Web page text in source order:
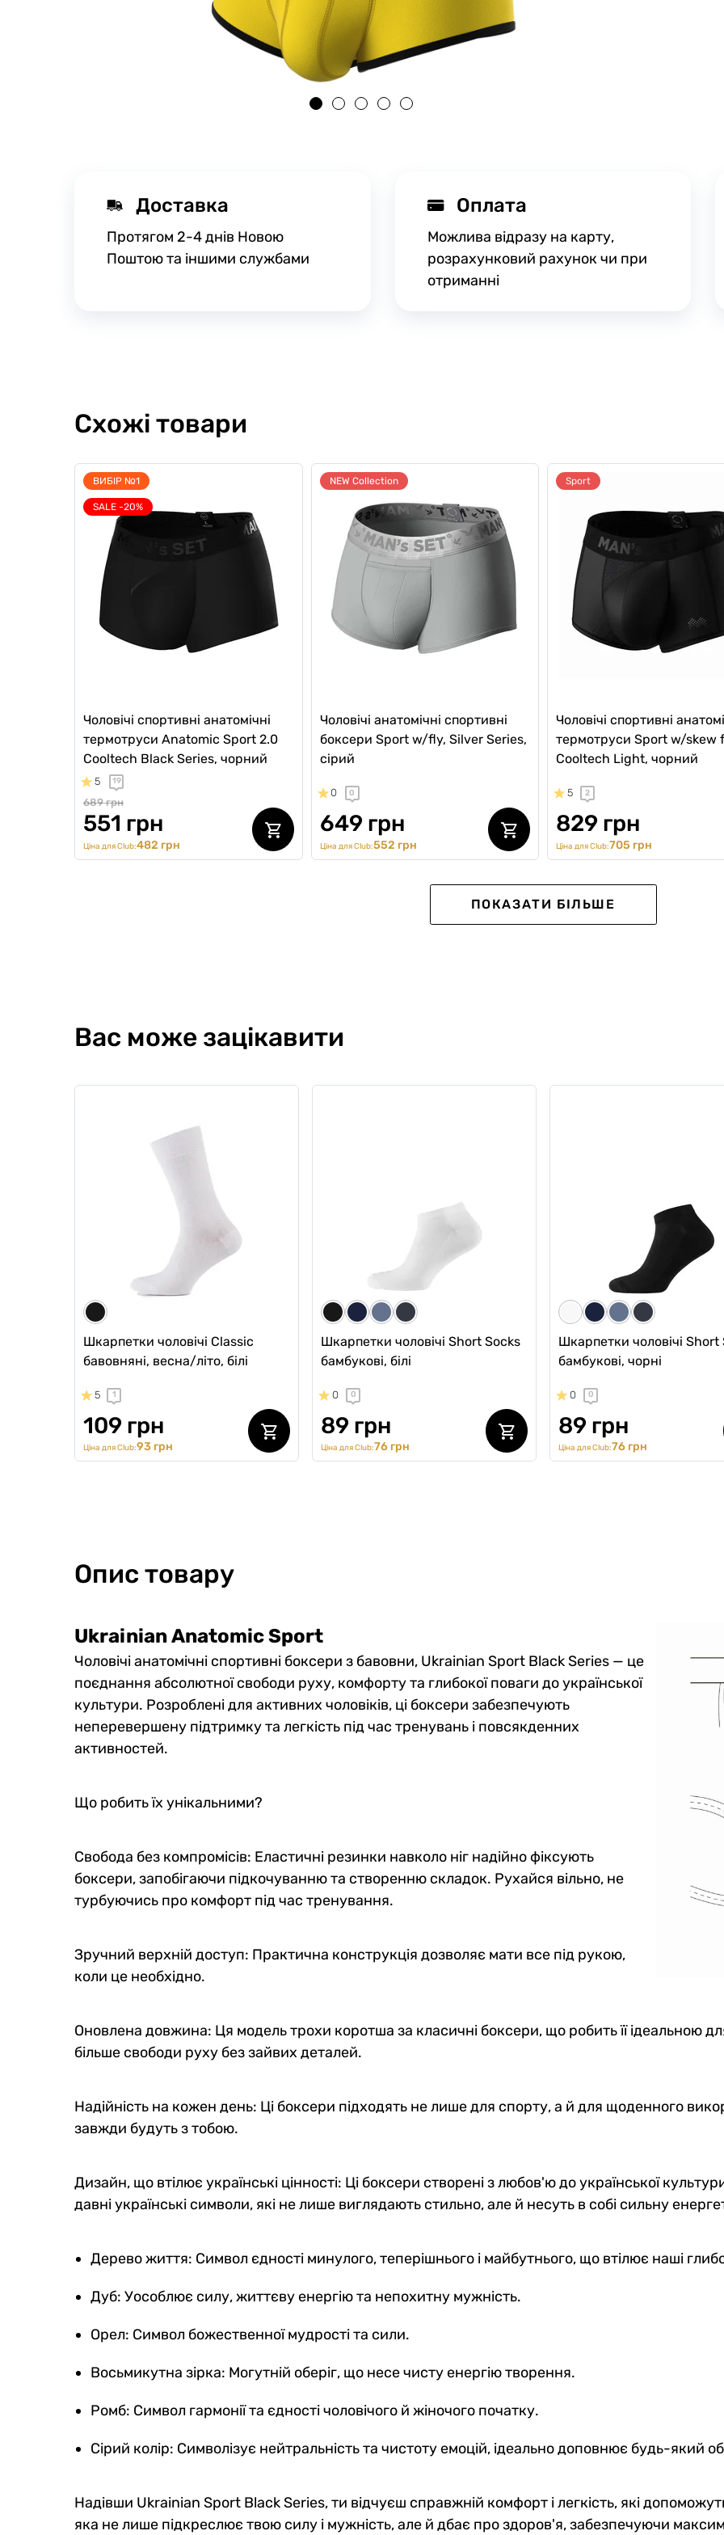
Доставка
Протягом 2-4 днів Новою
Поштою та іншими службами
Оплата
Можлива відразу на карту,
розрахунковий рахунок чи при
отриманні
Схожі товари
ВИБІР №1
SALE -20%
Чоловічі спортивні анатомічні
термотруси Anatomic Sport 2.0
Cooltech Black Series, чорний
5 19
689 грн
551 грн
Ціна для Club:482 грн
NEW Collection
Чоловічі анатомічні спортивні
боксери Sport w/fly, Silver Series,
сірий
0 0
649 грн
Ціна для Club:552 грн
Sport
Чоловічі спортивні
термотруси Sport w/skew
Cooltech Light, чорний
5 2
829 грн
Ціна для Club:705 грн
Чоловічі анатомічні спортивні
боксери Sport w/fly, Black Series,
552 грн
Sport
1019 грн
ПОКАЗАТИ БІЛЬШЕ
Вас може зацікавити
Шкарпетки чоловічі Classic
бавовняні, весна/літо, білі
5 1
109 грн
Ціна для Club:93 грн
Шкарпетки чоловічі Short Socks
бамбукові, білі
0 0
89 грн
Ціна для Club:76 грн
Шкарпетки чоловічі Short
бамбукові, чорні
0 0
89 грн
Ціна для Club:76 грн
Опис товару
UkrainianAnatomic Sport
Чоловічі анатомічні спортивні боксери з бавовни, Ukrainian Sport Black Series — це
поєднання абсолютної свободи руху, комфорту та глибокої поваги до української
культури. Розроблені для активних чоловіків, ці боксери забезпечують
неперевершену підтримку та легкість під час тренувань і повсякденних
активностей.
Що робить їх унікальними?
Свобода без компромісів: Еластичні резинки навколо ніг надійно фіксують
боксери, запобігаючи підкочуванню та створенню складок. Рухайся вільно, не
турбуючись про комфорт під час тренування.
Зручний верхній доступ: Практична конструкція дозволяє мати все під рукою,
коли це необхідно.
Оновлена довжина: Ця модель трохи коротша за класичні боксери, що робить її ідеальною
більше свободи руху без зайвих деталей.
Надійність на кожен день: Ці боксери підходять не лише для спорту, а й для щоденного
завжди будуть з тобою.
Дизайн, що втілює українські цінності: Ці боксери створені з любов'ю до української
давні українські символи, які не лише виглядають стильно, але й несуть в собі сильну
Дерево життя: Символ єдності минулого, теперішнього і майбутнього, що втілює наші
Дуб: Уособлює силу, життєву енергію та непохитну мужність.
Орел: Символ божественної мудрості та сили.
Восьмикутна зірка: Могутній оберіг, що несе чисту енергію творення.
Ромб: Символ гармонії та єдності чоловічого й жіночого початку.
Сірий колір: Символізує нейтральність та чистоту емоцій, ідеально доповнює будь-який
Надівши Ukrainian Sport Black Series, ти відчуєш справжній комфорт і легкість, які
яка не лише підкреслює твою силу і мужність, але й дбає про здоров'я, забезпечуючи